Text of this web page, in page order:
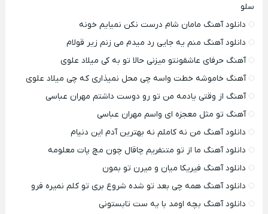
سلو
دانلود آهنگ مامان شام درست نکن نمیایم خونه
دانلود آهنگ منم یه جایی رد میدم می زنم زیر قولام
آهنگ حرفای عاشقونتو میزنی حالا تو به کی میلاد علوی
آهنگ خاموشه خطت واسه چی محل نمیذاری که چی میلاد علوی
آهنگ از وقتی یادمه من تو رو دوست داشتم مهران عباسی
آهنگ تو مثل معجزه ای واسم مهران عباسی
دانلود آهنگ من نه کاملم نه بهترین آدم این دنیام
دانلود آهنگ ما از تو متنفریم چاقال چون مچ پات معلومه
دانلود آهنگ فیریکا میان و میرن تو بمون
دانلود آهنگ همه چی بعد تو شده شروع بری تو کلم نمیره فرو
دانلود آهنگ بچه اومد با یه ست تابستونی